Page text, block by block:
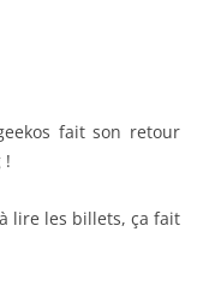
fait son retour
!
lire les billets, ça fait